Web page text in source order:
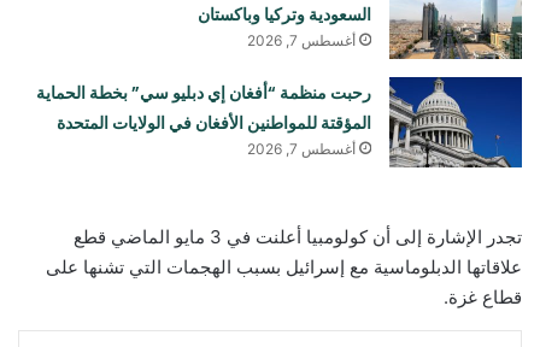
السعودية وتركيا وباكستان
أغسطس 7, 2026
رحبت منظمة “أفغان إي دبليو سي” بخطة الحماية
المؤقتة للمواطنين الأفغان في الولايات المتحدة
أغسطس 7, 2026
تجدر الإشارة إلى أن كولومبيا أعلنت في 3 مايو الماضي قطع
علاقاتها الدبلوماسية مع إسرائيل بسبب الهجمات التي تشنها على
قطاع غزة.